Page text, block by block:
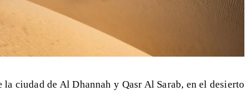
ciudad de Al Dhannah y Qasr Al Sarab, en el desierto